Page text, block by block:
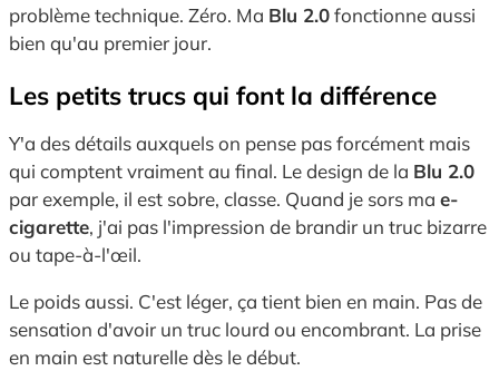
problème technique. Zéro. Ma Blu 2.0fonctionne aussi
bien qu'au premier jour.
Les petits trucs qui font la différence
Y'a des détails auxquels on pense pas forcément mais
qui comptent vraiment au final. Le design de la Blu 2.0
par exemple, il est sobre, classe. Quand je sors ma e-
cigarette, j'ai pas l'impression de brandir un truc bizarre
ou tape-à-l'œil.
Le poids aussi. C'est léger, ça tient bien en main. Pas de
sensation d'avoir un truc lourd ou encombrant. La prise
en main est naturelle dès le début.